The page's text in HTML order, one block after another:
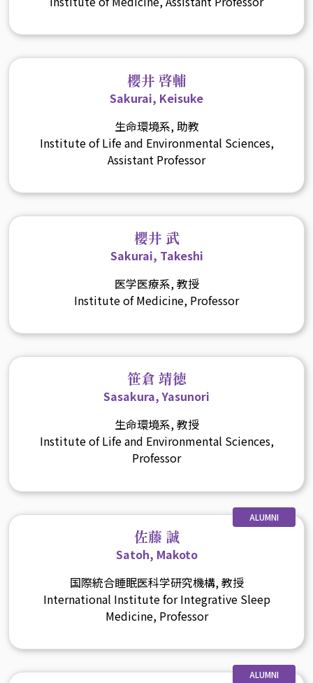
櫻井 啓輔
Sakurai, Keisuke
生命環境系, 助教
Institute of Life and Environmental Sciences,
Assistant Professor
櫻井 武
Sakurai, Takeshi
医学医療系, 教授
Institute of Medicine, Professor
笹倉 靖徳
Sasakura, Yasunori
生命環境系, 教授
Institute of Life and Environmental Sciences,
Professor
ALUMNI
佐藤 誠
Satoh, Makoto
国際統合睡眠医科学研究機構, 教授
International Institute for Integrative Sleep
Medicine, Professor
ALUMNI